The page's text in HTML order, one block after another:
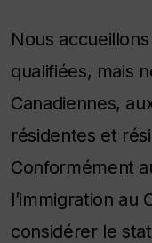
Nous
qualifiées, mais
Canadiennes,
résidentes et
Conformément
l’immigration au
considérer le